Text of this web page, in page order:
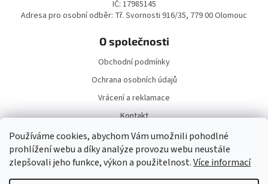
Používáme cookies, abychom Vám umožnili pohodlné
prohlížení webu a díky analýze provozu webu neustále
zlepšovali jeho funkce, výkon a použitelnost.Více informací
IČ: 17985145
Adresa pro osobní odběr: Tř. Svornosti 916/35, 779 00 Olomouc
O společnosti
Obchodní podmínky
Ochrana osobních údajů
Vrácení a reklamace
Kontakt
Doprava a platba